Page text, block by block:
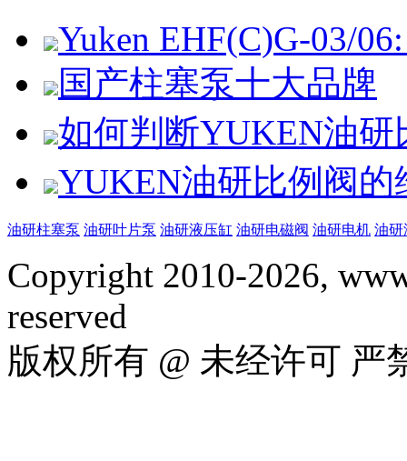
Yuken EHF(C)G-03/
国产柱塞泵十大品牌
如何判断YUKEN油
YUKEN油研比例阀的
油研柱塞泵 油研叶片泵 油研液压缸 油研电磁阀 油研电机 油研
Copyright 2010-2026,
reserved
版权所有 @ 未经许可 严